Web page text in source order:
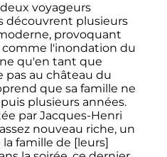
voyageurs
découvrent plusieurs
provoquant
l'inondation du
qu'en tant que
pas au château du
que sa famille ne
plusieurs années.
par Jacques-Henri
nouveau riche, un
famille de [leurs]